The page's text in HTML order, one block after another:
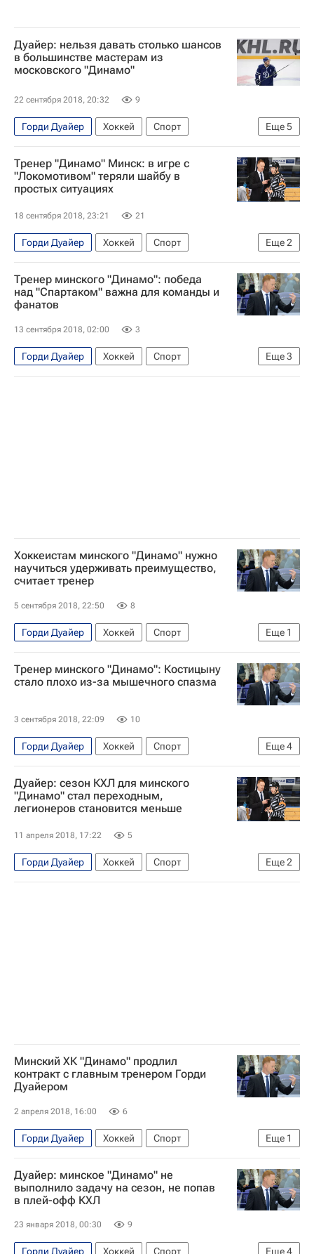
Дуайер: нельзя давать столько шансов
в большинстве мастерам из
московского "Динамо"
22 сентября 2018, 20:32 9
Еще5
Горди Дуайер Хоккей
Спорт
КХЛ 2025-2026
Динамо (Минск)
ХК Динамо (Москва)
Максим Афиногенов
Вадим Шипачев
Тренер "Динамо" Минск: в игре с
"Локомотивом" теряли шайбу в
простых ситуациях
18 сентября 2018, 23:21 21
Еще2
Горди Дуайер Хоккей
Спорт
Локомотив (Ярославль)
Динамо (Минск)
Тренер минского "Динамо": победа
над "Спартаком" важна для команды и
фанатов
13 сентября 2018, 02:00 3
Еще3
Горди Дуайер Хоккей
Спорт
КХЛ 2025-2026
Динамо (Минск)
Хоккеистам минского "Динамо" нужно
научиться удерживать преимущество,
считает тренер
5 сентября 2018, 22:50 8
Еще 1
Горди Дуайер Хоккей
Спорт
Динамо (Минск)
Тренер минского "Динамо": Костицыну
стало плохо из-за мышечного спазма
3 сентября 2018, 22:09 10
Еще4
Горди Дуайер Хоккей
Спорт
КХЛ 2025-2026
Динамо (Минск)
Ак Барс
Андрей Костицын
Дуайер: сезон КХЛ для минского
"Динамо" стал переходным,
легионеров становится меньше
11 апреля 2018, 17:22 5
Еще2
Горди Дуайер Хоккей
Спорт
КХЛ 2025-2026
Динамо (Минск)
Минский ХК "Динамо" продлил
контракт с главным тренером Горди
Дуайером
2 апреля 2018, 16:00 6
Еще 1
Горди Дуайер Хоккей
Спорт
Динамо (Минск)
Дуайер: минское "Динамо" не
выполнило задачу на сезон, не попав
в плей-офф КХЛ
23 января 2018, 00:30 9
Еще4
Горди Дуайер Хоккей Спорт